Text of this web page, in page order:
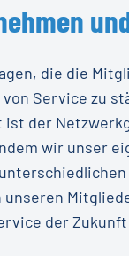
die die
Service zu
der
wir unser
der